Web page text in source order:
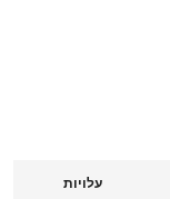
עלויות